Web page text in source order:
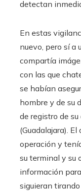
detectan
En estas
nuevo, pero sí a
compartía
con las que
se habían
hombre y de su
de registro de
(Guadalajara).
operación y
su terminal y su
información
siguieran